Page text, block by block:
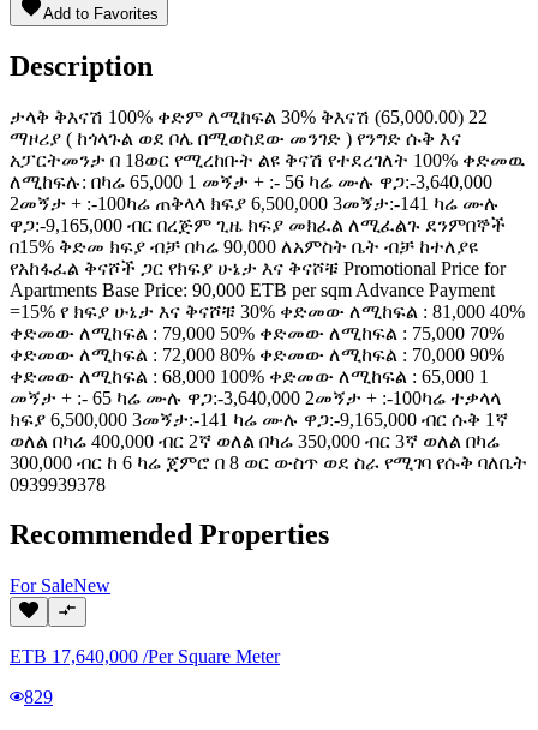
Add to Favorites
Description
ታላቅ ቅእናሽ 100% ቀድም ለሚከፍል 30% ቅእናሽ (65,000.00) 22
ማዞሪያ ( ከጎላጉል ወደ ቦሌ በሚወስደው መንገድ ) የንግድ ሱቅ እና
አፓርትመንታ በ 18ወር የሚረከቡት ልዩ ቅናሽ የተደረገለት 100% ቀድመዉ
ለሚከፍሉ: በካሬ 65,000 1 መኝታ + :- 56 ካሬ ሙሉ ዋጋ:-3,640,000
2መኝታ + :-100ካሬ ጠቅላላ ክፍያ 6,500,000 3መኝታ:-141 ካሬ ሙሉ
ዋጋ:-9,165,000 ብር በረጅም ጊዜ ክፍያ መክፈል ለሚፈልጉ ደንምበኞች
በ15% ቅድመ ክፍያ ብቻ በካሬ 90,000 ለአምስት ቤት ብቻ ከተለያዩ
የአከፋፈል ቅናሾች ጋር የክፍያ ሁኔታ እና ቅናሾቹ Promotional Price for
Apartments Base Price: 90,000 ETB per sqm Advance Payment
=15% የ ክፍያ ሁኔታ እና ቅናሾቹ 30% ቀድመው ለሚከፍል : 81,000 40%
ቀድመው ለሚከፍል : 79,000 50% ቀድመው ለሚከፍል : 75,000 70%
ቀድመው ለሚከፍል : 72,000 80% ቀድመው ለሚከፍል : 70,000 90%
ቀድመው ለሚከፍል : 68,000 100% ቀድመው ለሚከፍል : 65,000 1
መኝታ + :- 65 ካሬ ሙሉ ዋጋ:-3,640,000 2መኝታ + :-100ካሬ ተቃላላ
ክፍያ 6,500,000 3መኝታ:-141 ካሬ ሙሉ ዋጋ:-9,165,000 ብር ሱቅ 1ኛ
ወለል በካሬ 400,000 ብር 2ኛ ወለል በካሬ 350,000 ብር 3ኛ ወለል በካሬ
300,000 ብር ከ 6 ካሬ ጀምሮ በ 8 ወር ውስጥ ወደ ስራ የሚገባ የሱቅ ባለቤት
0939939378
Recommended Properties
For SaleNew
ETB 17,640,000 /Per Square Meter
829